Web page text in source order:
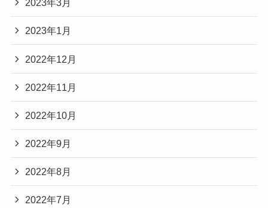
2023年3月
2023年1月
2022年12月
2022年11月
2022年10月
2022年9月
2022年8月
2022年7月